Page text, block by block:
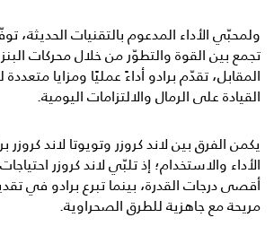
ولمحبّي الأداء المدعوم بالتقنيات الحديثة،
تجمع بين القوة والتطوّر من خلال محركات
المقابل، تقدّم برادو أداءً عمليًا ومزايا
القيادة على الرمال والالتزامات اليومية.
يكمن الفرق بين لاند كروزر وتويوتا لاند
الأداء والاستخدام؛ إذ تلبّي لاند كروزر
أقصى درجات القدرة، بينما تبرع برادو في
مريحة مع جاهزية للطرق الصحراوية.